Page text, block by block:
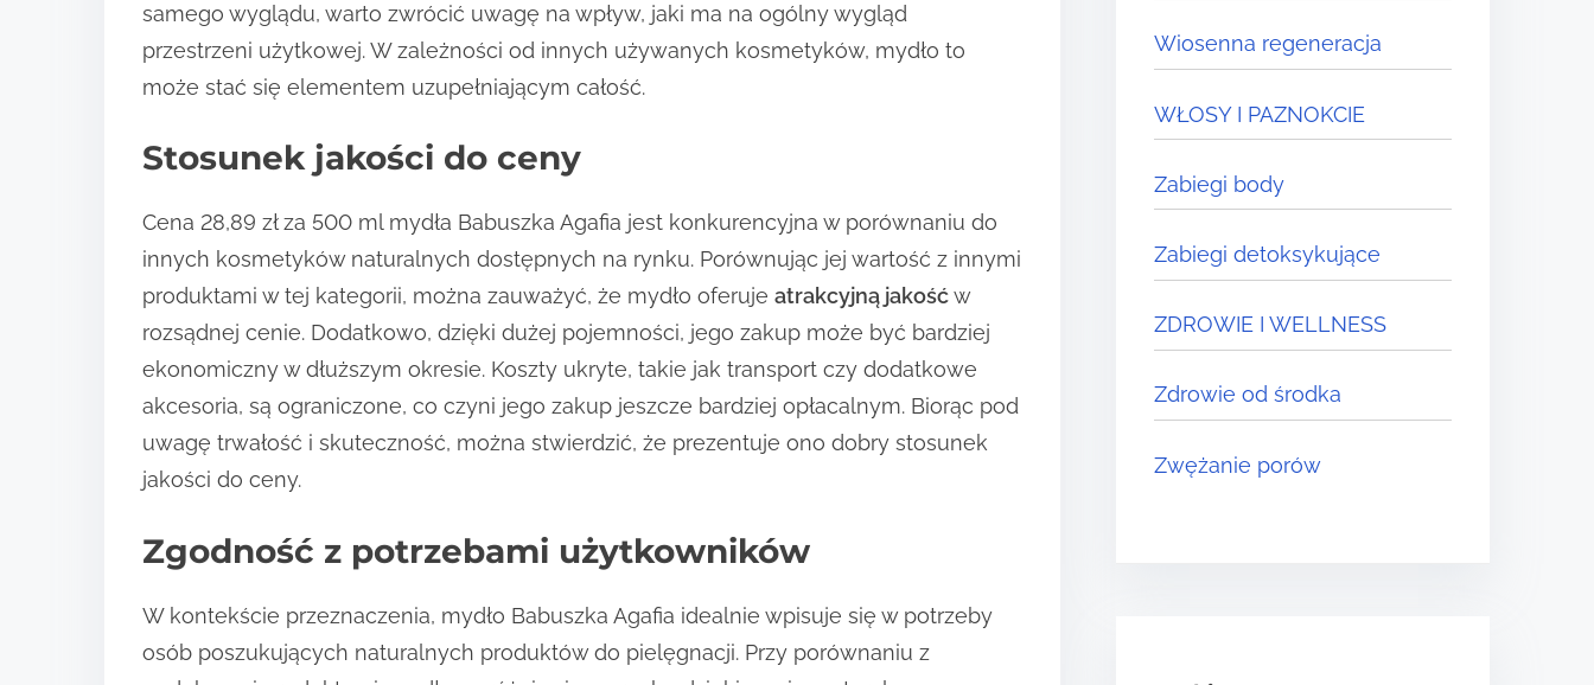
samego wyglądu, warto zwrócić uwagę na wpływ, jaki ma na ogólny wygląd
przestrzeni użytkowej. W zależności od innych używanych kosmetyków, mydło to
może stać się elementem uzupełniającym całość.
Stosunek jakości do ceny
Cena 28,89 zł za 500 ml mydła Babuszka Agafia jest konkurencyjna w porównaniu do
innych kosmetyków naturalnych dostępnych na rynku. Porównując jej wartość z innymi
produktami w tej kategorii, można zauważyć, że mydło oferuje atrakcyjną jakośćw
rozsądnej cenie. Dodatkowo, dzięki dużej pojemności, jego zakup może być bardziej
ekonomiczny w dłuższym okresie. Koszty ukryte, takie jak transport czy dodatkowe
akcesoria, są ograniczone, co czyni jego zakup jeszcze bardziej opłacalnym. Biorąc pod
uwagę trwałość i skuteczność, można stwierdzić, że prezentuje ono dobry stosunek
jakości do ceny.
Zgodność z potrzebami użytkowników
W kontekście przeznaczenia, mydło Babuszka Agafia idealnie wpisuje się w potrzeby
osób poszukujących naturalnych produktów do pielęgnacji. Przy porównaniu z
Wiosenna regeneracja
WŁOSY I PAZNOKCIE
Zabiegi body
Zabiegi detoksykujące
ZDROWIE I WELLNESS
Zdrowie od środka
Zwężanie porów